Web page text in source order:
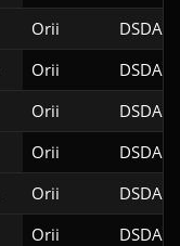
Orii
DSDA-
Orii DSDA-
Orii
DSDA-
Orii DSDA-
Orii
DSDA-
Orii DSDA-